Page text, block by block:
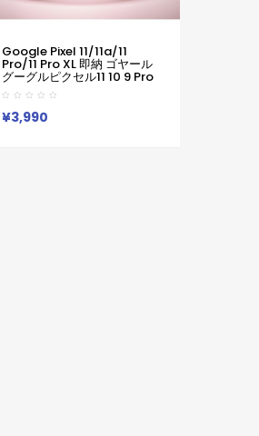
Google Pixel 11/11a/11
Pro/11 Pro XL 即納 ゴヤール
グーグルピクセル11 10 9 Pro
XL 8a Pro XL 7a アイフォン
17 16 18エクスぺリア1 Vii 10vii
サムソンs26 S25 S24 S23
Note20ケース ブランド
¥3,990